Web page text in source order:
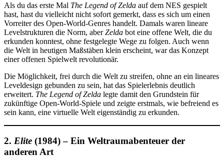
Als du das erste Mal The Legend of Zelda auf dem NES gespielt
hast, hast du vielleicht nicht sofort gemerkt, dass es sich um einen
Vorreiter des Open-World-Genres handelt. Damals waren lineare
Levelstrukturen die Norm, aberZelda bot eine offene Welt, die du
erkunden konntest, ohne festgelegte Wege zu folgen. Auch wenn
die Welt in heutigen Maßstäben klein erscheint, war das Konzept
einer offenen Spielwelt revolutionär.
Die Möglichkeit, frei durch die Welt zu streifen, ohne an ein lineares
Leveldesign gebunden zu sein, hat das Spielerlebnis deutlich
erweitert. The Legend of Zelda legte damit den Grundstein für
zukünftige Open-World-Spiele und zeigte erstmals, wie befreiend es
sein kann, eine virtuelle Welt eigenständig zu erkunden.
2. Elite (1984) – Ein Weltraumabenteuer der
anderen Art